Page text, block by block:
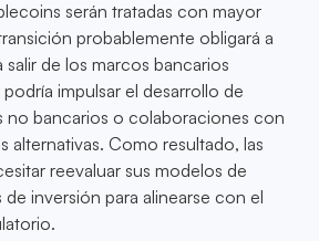
serán tratadas con mayor
probablemente obligará a
de los marcos bancarios
impulsar el desarrollo de
no bancarios o colaboraciones con
alternativas. Como resultado, las
reevaluar sus modelos de
inversión para alinearse con el